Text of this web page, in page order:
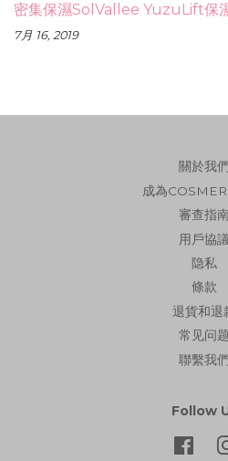
密集保濕SolVallee YuzuLift保
7月 16, 2019
關於我們
成為
審查指
用戶協議
隐私
條款
退貨和退
常见问题
聯繫我們
Follow